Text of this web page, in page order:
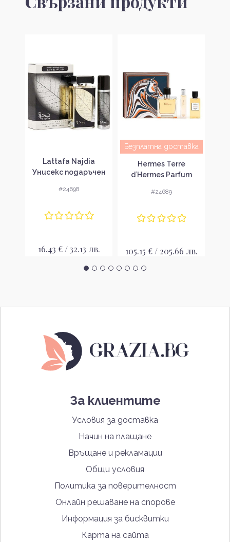
Lattafa Najdia
Унисекс подаръчен
#24698
16.43 € / 32.13 лв.
Безплатна доставка
Hermes Terre
d`Hermes Parfum
за мъже
#24689
105.15 € / 205.66 лв.
За клиентите
Условия за доставка
Начин на плащане
Връщане и рекламации
Общи условия
Политика за поверителност
Онлайн решаване на спорове
Информация за бисквитки
Карта на сайта